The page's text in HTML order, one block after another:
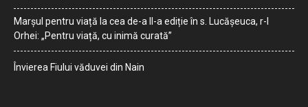
Marșul pentru viață la cea de-a II-a ediție în s. Lucășeuca, r-l
Orhei: „Pentru viață, cu inimă curată”
Învierea Fiului văduvei din Nain